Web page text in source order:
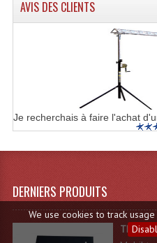
We use cookies to track
AVIS DES CLIENTS
Je recherchais à faire l'achat
DERNIERS PRODUITS